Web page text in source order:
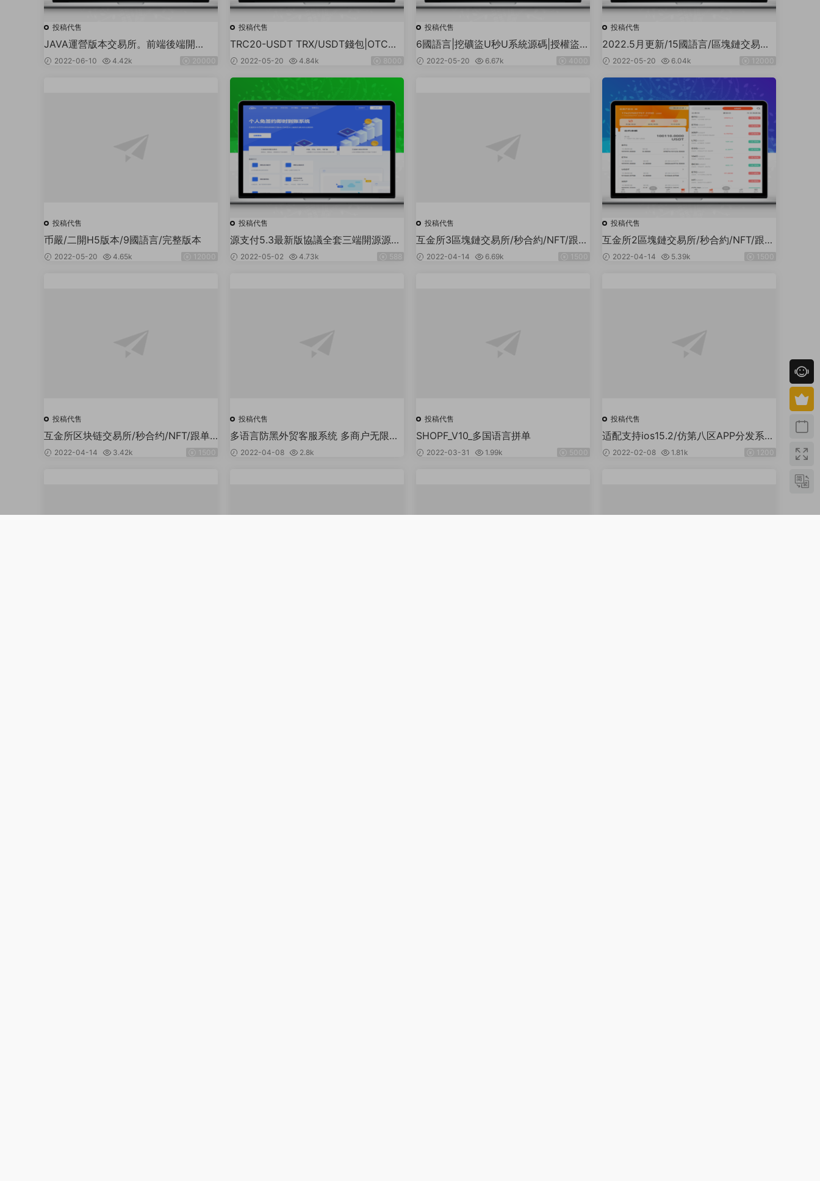
投稿代售
JAVA運營版本交易所。前端後端開
源。。。正在運營中未發現BUG！帶秒
合約
2022-06-10 4.42k 20000
投稿代售
TRC20-USDT TRX/USDT錢包|OTC承
兌系統|TRC20支付系統
2022-05-20 4.84k 8000
投稿代售
6國語言|挖礦盜U秒U系統源碼|授權盜U
系統|usdt挖礦|帶搭建教程
2022-05-20 6.67k 4000
投稿代售
2022.5月更新/15國語言/區塊鏈交易所/
秒合約/申購/礦機
2022-05-20 6.04k 12000
投稿代售
币嚴/二開H5版本/9國語言/完整版本
2022-05-20 4.65k 12000
投稿代售
源支付5.3最新版協議全套三端開源源碼
_客戶端+雲端+監控+協議三網免挂免輸
入（全套版）
2022-05-02 4.73k 588
投稿代售
互金所3區塊鏈交易所/秒合約/NFT/跟
單/币币交易
2022-04-14 6.69k 1500
投稿代售
互金所2區塊鏈交易所/秒合約/NFT/跟
單/币币交易
2022-04-14 5.39k 1500
投稿代售
互金所区块链交易所/秒合约/NFT/跟单/
币币交易
2022-04-14 3.42k 1500
投稿代售
多语言防黑外贸客服系统 多商户无限坐
席在线客服系统源码 带机器人 带翻译
客服 客户
2022-04-08 2.8k
投稿代售
SHOPF_V10_多国语言拼单
2022-03-31 1.99k 5000
投稿代售
适配支持ios15.2/仿第八区APP分发系统
源码/H5一键封装/ios免签封装/企业签
名/苹果签名
2022-02-08 1.81k 1200